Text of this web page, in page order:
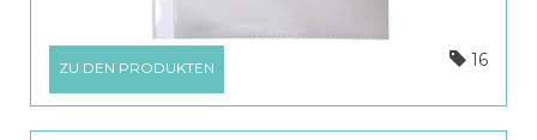
ZU DEN PRODUKTEN 16